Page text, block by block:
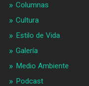
Columnas
Cultura
Estilo de Vida
Galería
Medio Ambiente
Podcast